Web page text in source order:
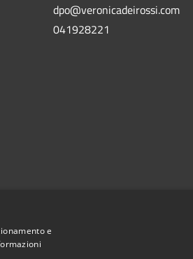
dpo@veronicadeirossi.com
041928221
e